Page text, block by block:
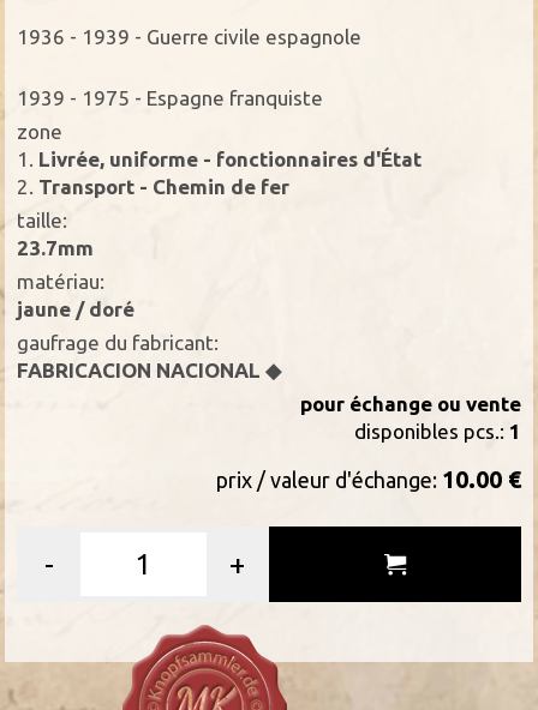
1936 - 1939 - Guerre civile espagnole
1939 - 1975 - Espagne franquiste
zone
1.
Livrée, uniforme - fonctionnaires d'État
2. Transport - Chemin de fer
taille:
23.7mm
matériau:
jaune / doré
gaufrage du fabricant:
FABRICACION NACIONAL ◆
pour échange ou vente
disponibles pcs.: 1
prix / valeur d'échange: 10.00 €
- +